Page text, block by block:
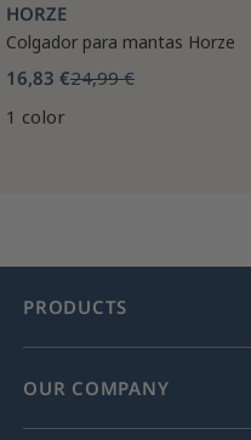
HORZE
Colgador para mantas Horze
16,83 €24,99 €
1 color
PRODUCTS
OUR COMPANY